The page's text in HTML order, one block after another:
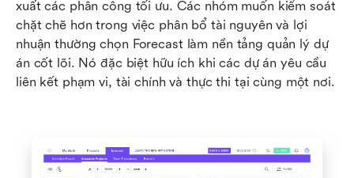
xuất các phân công tối ưu. Các nhóm muốn kiểm soát
chặt chẽ hơn trong việc phân bổ tài nguyên và lợi
nhuận thường chọn Forecast làm nền tảng quản lý dự
án cốt lõi. Nó đặc biệt hữu ích khi các dự án yêu cầu
liên kết phạm vi, tài chính và thực thi tại cùng một nơi.